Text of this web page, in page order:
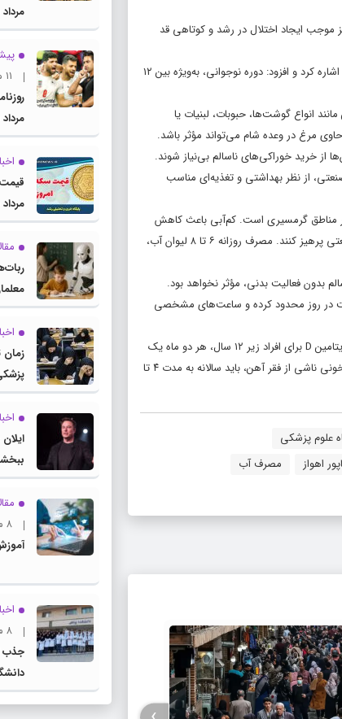
موجب ایجاد اختلال در رشد و کوتاهی قد
این متخصص تغذیه به اهمیت وعده‌های اصلی و میان وعده‌های مقوی با تاکید بر تأمین پروتئین کافی در برنامه غذایی دانش‌آموزان اشاره کرد و افزود: دوره نوجوانی، به‌ویژه بین ۱۲
انواع گوشت‌ها، حبوبات، لبنیات یا
مرغ در وعده شام می‌تواند مؤثر باشد.
از خرید خوراکی‌های ناسالم بی‌نیاز شوند.
از نظر بهداشتی و تغذیه‌ای مناسب
مناطق گرمسیری است. کم‌آبی باعث کاهش
شدید تمرکز می‌شود و دانش‌آموزان باید همواره یک بطری آب سالم همراه خود داشته باشند و از نوشیدن نوشابه‌ها و آبمیوه‌های صنعتی پرهیز کنند. مصرف روزانه ۶ تا ۸ لیوان آب،
بدون فعالیت بدنی، مؤثر نخواهد بود.
در روز محدود کرده و ساعت‌های مشخصی
منصوری در ادامه، در مورد مصرف مکمل‌ها اظهار داشت: مصرف مکمل‌ها باید با توجه به وضعیت هر فرد انجام شود. مصرف مکمل ویتامین D برای افراد زیر ۱۲ سال، هر دو ماه یک
عدد قرص ۵۰ هزار واحدی و برای افراد بالای ۱۲ سال، ماهی یک عدد توصیه می‌شود. همچنین، دختران نوجوان برای پیشگیری از کم‌خونی ناشی از فقر آهن، باید سالانه به مدت ۴ تا
علوم پزشکی
اهواز
مصرف آب
مرداد ۱۴۰۵
۱۱ مرداد ۱۴۰۵
مرداد ۱۴۰۵
مرداد ۱۴۰۵
زمان
۸ مرداد ۱۴۰۵
۸ مرداد ۱۴۰۵
جذب